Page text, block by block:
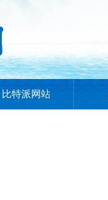
比特派网站